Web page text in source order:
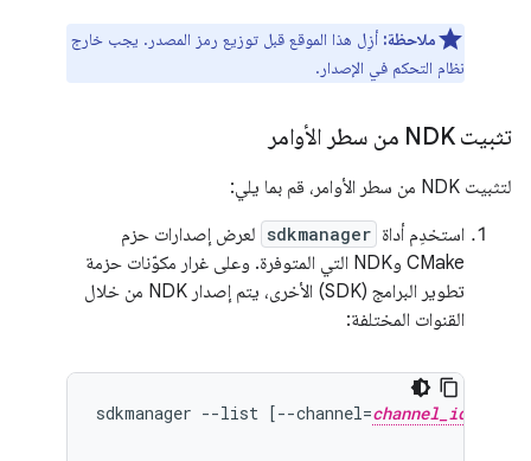
ملاحظة: أزِل هذا الموقع قبل توزيع رمز المصدر. يجب خارج
نظام التحكم في الإصدار.
تثبيت NDK من سطر الأوامر
لتثبيت NDK من سطر الأوامر، قم بما يلي:
استخدِم أداة sdkmanager لعرض إصدارات حزم
CMake وNDK التي المتوفرة. وعلى غرار مكوّنات حزمة
تطوير البرامج (SDK) الأخرى، يتم إصدار NDK من خلال
القنوات المختلفة:
sdkmanager --list [--channel=channel_id